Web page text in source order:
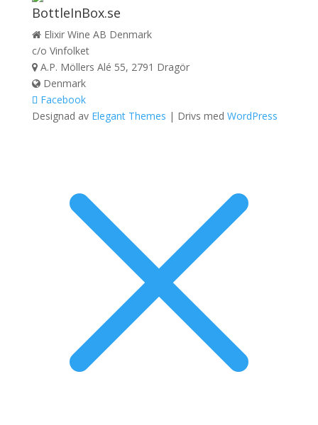
BottleInBox.se
Elixir Wine AB Denmark
c/o Vinfolket
A.P. Möllers Alé 55, 2791 Dragör
Denmark
Facebook
Designad av Elegant Themes | Drivs med WordPress